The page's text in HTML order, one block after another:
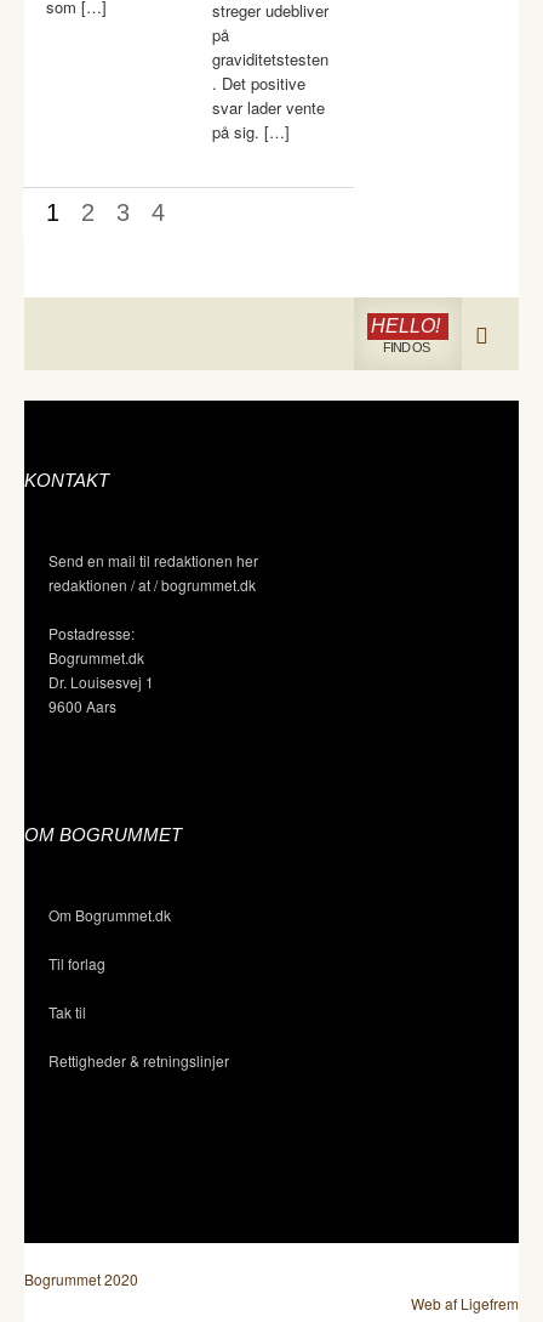
som […]
streger udebliver
på
graviditetstesten
. Det positive
svar lader vente
på sig. […]
1 2 3 4
HELLO!
FIND OS
KONTAKT
Send en mail til redaktionen her
redaktionen / at / bogrummet.dk
Postadresse:
Bogrummet.dk
Dr. Louisesvej 1
9600 Aars
OM BOGRUMMET
Om Bogrummet.dk
Til forlag
Tak til
Rettigheder & retningslinjer
Bogrummet 2020
Web af Ligefrem